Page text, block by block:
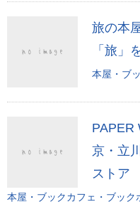
旅の本
「旅」
本屋・ブ
PAPER
京・立
ストア
本屋・ブックカフェ・ブック